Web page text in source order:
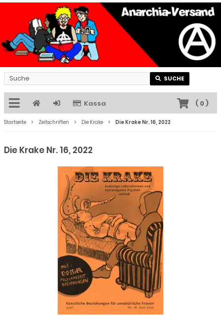
SUCHE
Kassa ( 0)
Startseite Zeitschriften Die Krake Die Krake Nr. 16, 2022
Die Krake Nr. 16, 2022